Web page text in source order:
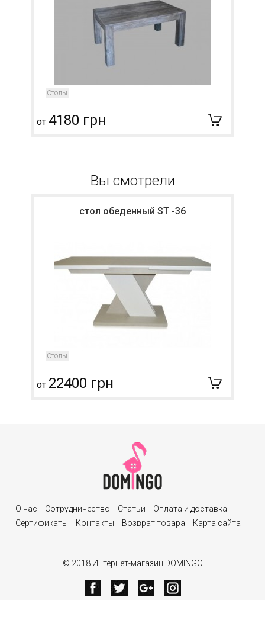
Столы
от 4180 грн
Вы смотрели
стол обеденный ST -36
Столы
от 22400 грн
О нас Сотрудничество Статьи
Оплата и доставка
Сертификаты
Контакты Возврат товара Карта сайта
© 2018 Интернет-магазин DOMINGO